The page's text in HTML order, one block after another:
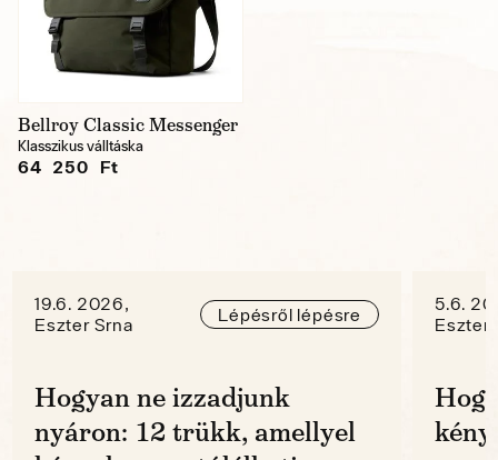
Bellroy Classic Messenger
Klasszikus válltáska
64 250 Ft
19.6. 2026,
Eszter Srna
Lépésről lépésre
Hogyan ne izzadjunk
nyáron: 12 trükk, amellyel
5.6.
Eszter